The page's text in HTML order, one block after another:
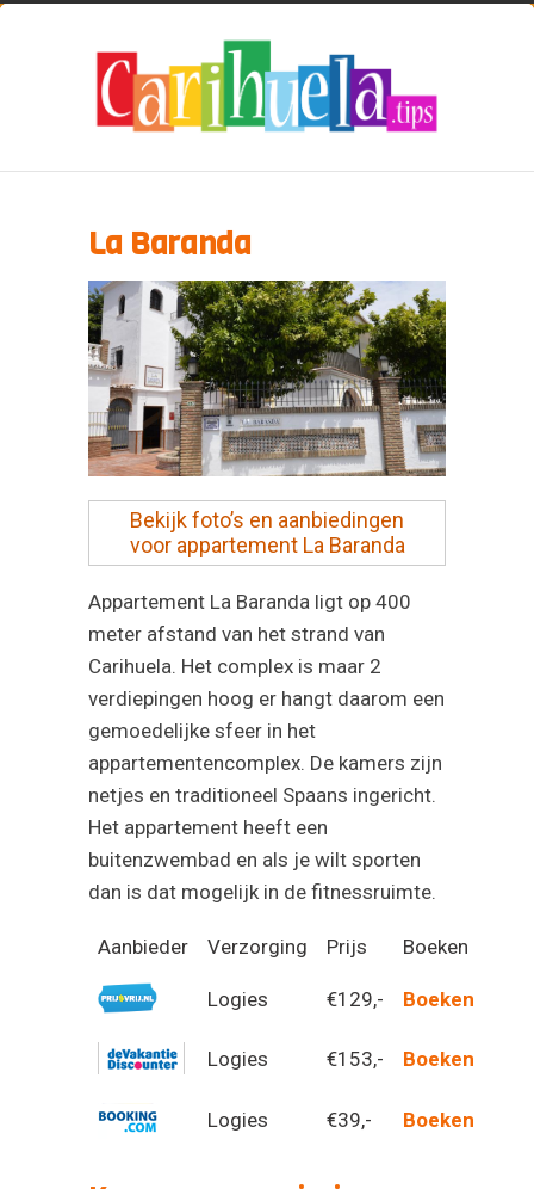
La Baranda
Bekijk foto’s en aanbiedingen
voor appartement La Baranda
Appartement La Baranda ligt op 400
meter afstand van het strand van
Carihuela. Het complex is maar 2
verdiepingen hoog er hangt daarom een
gemoedelijke sfeer in het
appartementencomplex. De kamers zijn
netjes en traditioneel Spaans ingericht.
Het appartement heeft een
buitenzwembad en als je wilt sporten
dan is dat mogelijk in de fitnessruimte.
Aanbieder Verzorging Prijs Boeken
Logies €129,- Boeken
Logies €153,- Boeken
Logies €39,- Boeken